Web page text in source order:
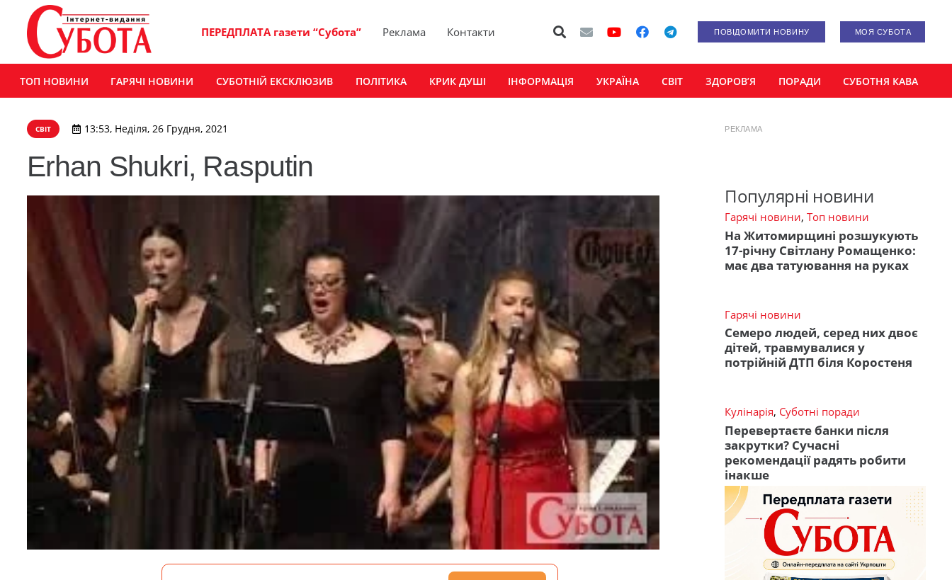
ПЕРЕДПЛАТА газети “Субота” Реклама Контакти ПОВІДОМИТИ НОВИНУ МОЯ СУБОТА
ТОП НОВИНИ ГАРЯЧІ НОВИНИ СУБОТНІЙ ЕКСКЛЮЗИВ ПОЛІТИКА КРИК ДУШІ ІНФОРМАЦІЯ УКРАЇНА СВІТ ЗДОРОВ’Я ПОРАДИ СУБОТНЯ КАВА
СВІТ 13:53, Неділя, 26 Грудня, 2021
Erhan Shukri, Rasputin
РЕКЛАМА
Популярні новини
Гарячі новини, Топ новини
На Житомирщині розшукують
17-річну Світлану Ромащенко:
має два татуювання на руках
Гарячі новини
Семеро людей, серед них двоє
дітей, травмувалися у
потрійній ДТП біля Коростеня
Кулінарія, Суботні поради
Перевертаєте банки після
закрутки? Сучасні
рекомендації радять робити
інакше